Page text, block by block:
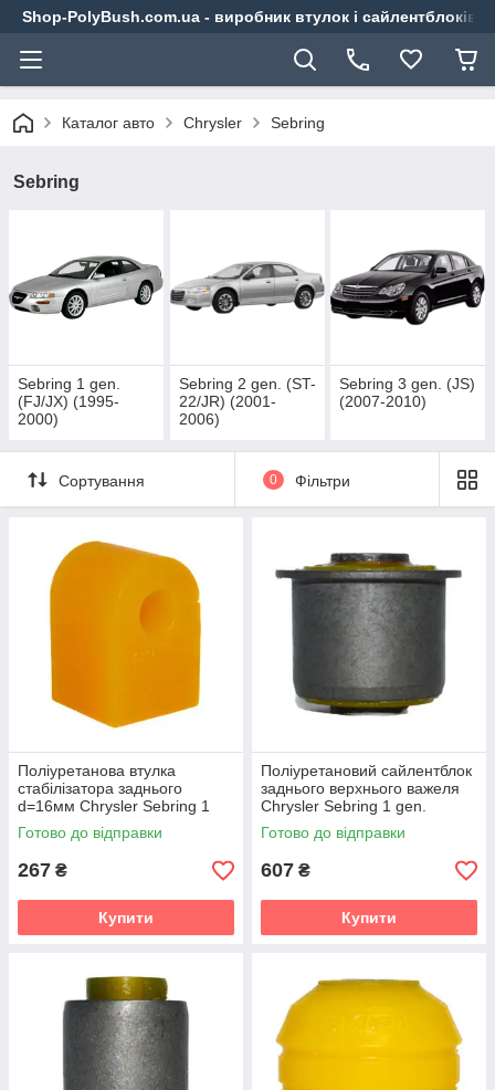
Shop-PolyBush.com.ua - виробник втулок і сайлентблоків
Каталог авто Chrysler Sebring
Sebring
Sebring 1 gen.
(FJ/JX) (1995-
2000)
Sebring 2 gen. (ST-
22/JR) (2001-
2006)
Sebring 3 gen. (JS)
(2007-2010)
Сортування 0 Фільтри
Поліуретанова втулка
стабілізатора заднього
d=16мм Chrysler Sebring 1
gen. (FJ/JX) (1995-2000) v19
Готово до відправки
267 ₴
Купити
Поліуретановий сайлентблок
заднього верхнього важеля
Chrysler Sebring 1 gen.
(FJ/JX) (1995-2000) v19
Готово до відправки
607 ₴
Купити